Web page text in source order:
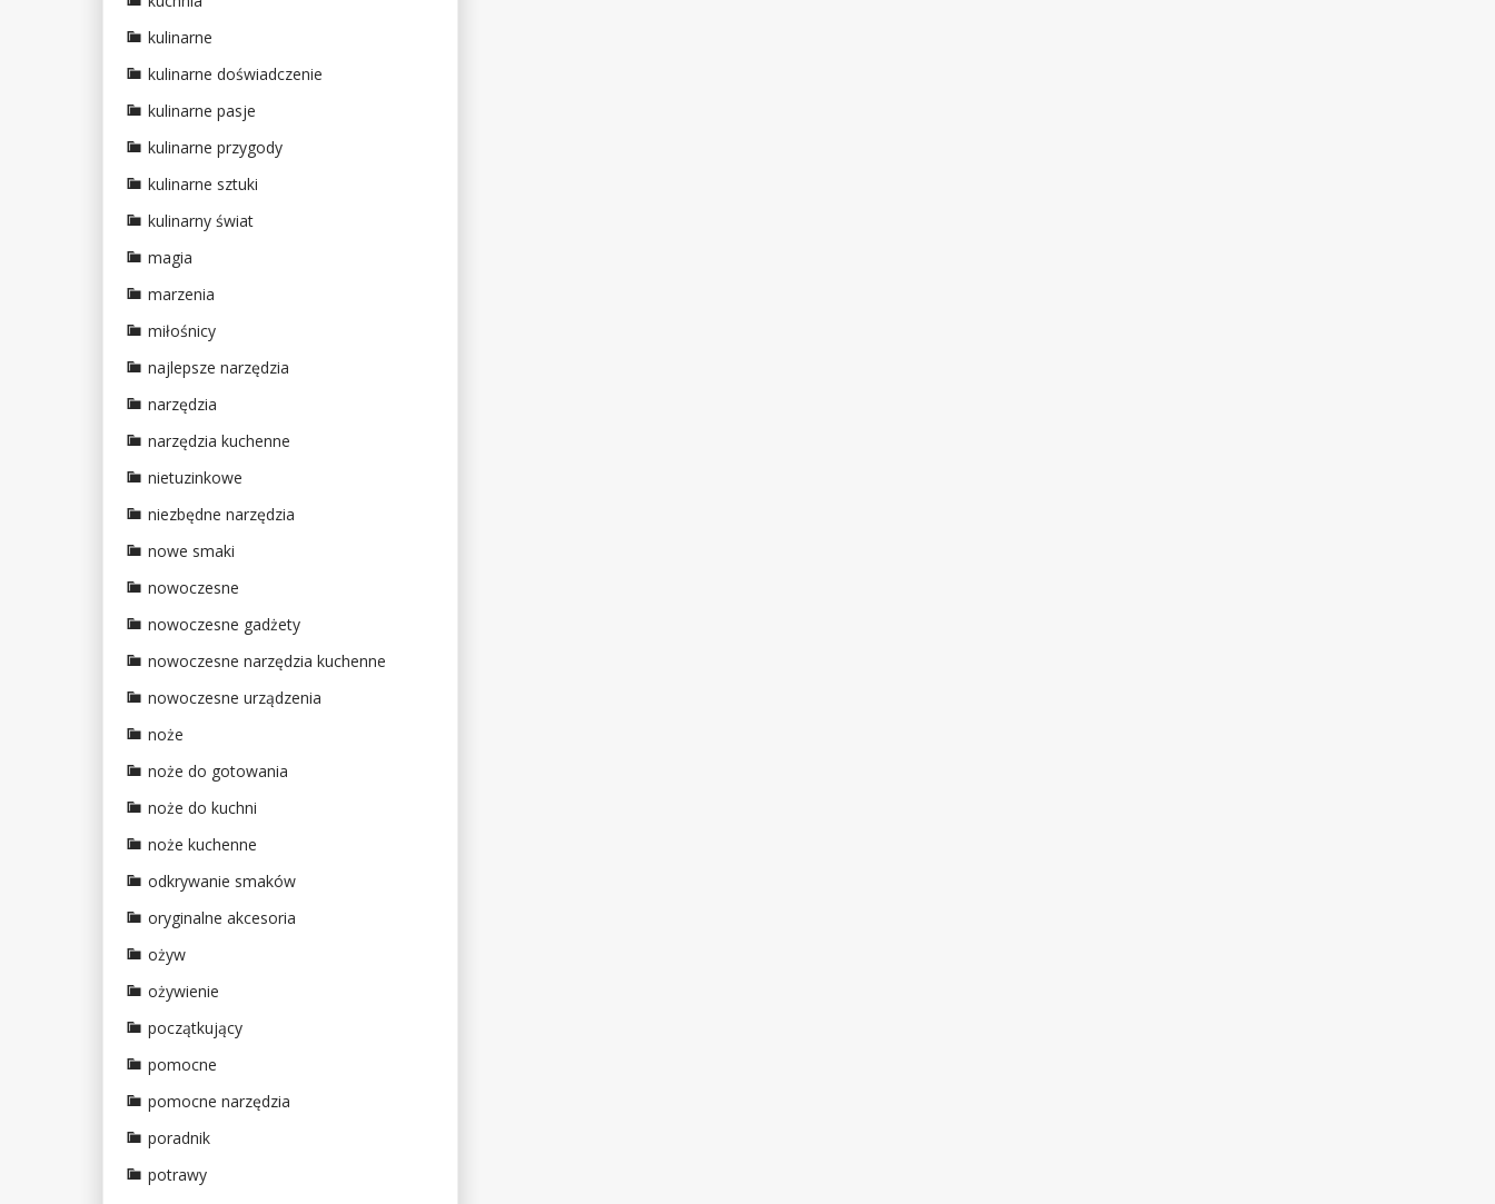
kulinarne
kulinarne doświadczenie
kulinarne pasje
kulinarne przygody
kulinarne sztuki
kulinarny świat
magia
marzenia
miłośnicy
najlepsze narzędzia
narzędzia
narzędzia kuchenne
nietuzinkowe
niezbędne narzędzia
nowe smaki
nowoczesne
nowoczesne gadżety
nowoczesne narzędzia kuchenne
nowoczesne urządzenia
noże
noże do gotowania
noże do kuchni
noże kuchenne
odkrywanie smaków
oryginalne akcesoria
ożyw
ożywienie
początkujący
pomocne
pomocne narzędzia
poradnik
potrawy